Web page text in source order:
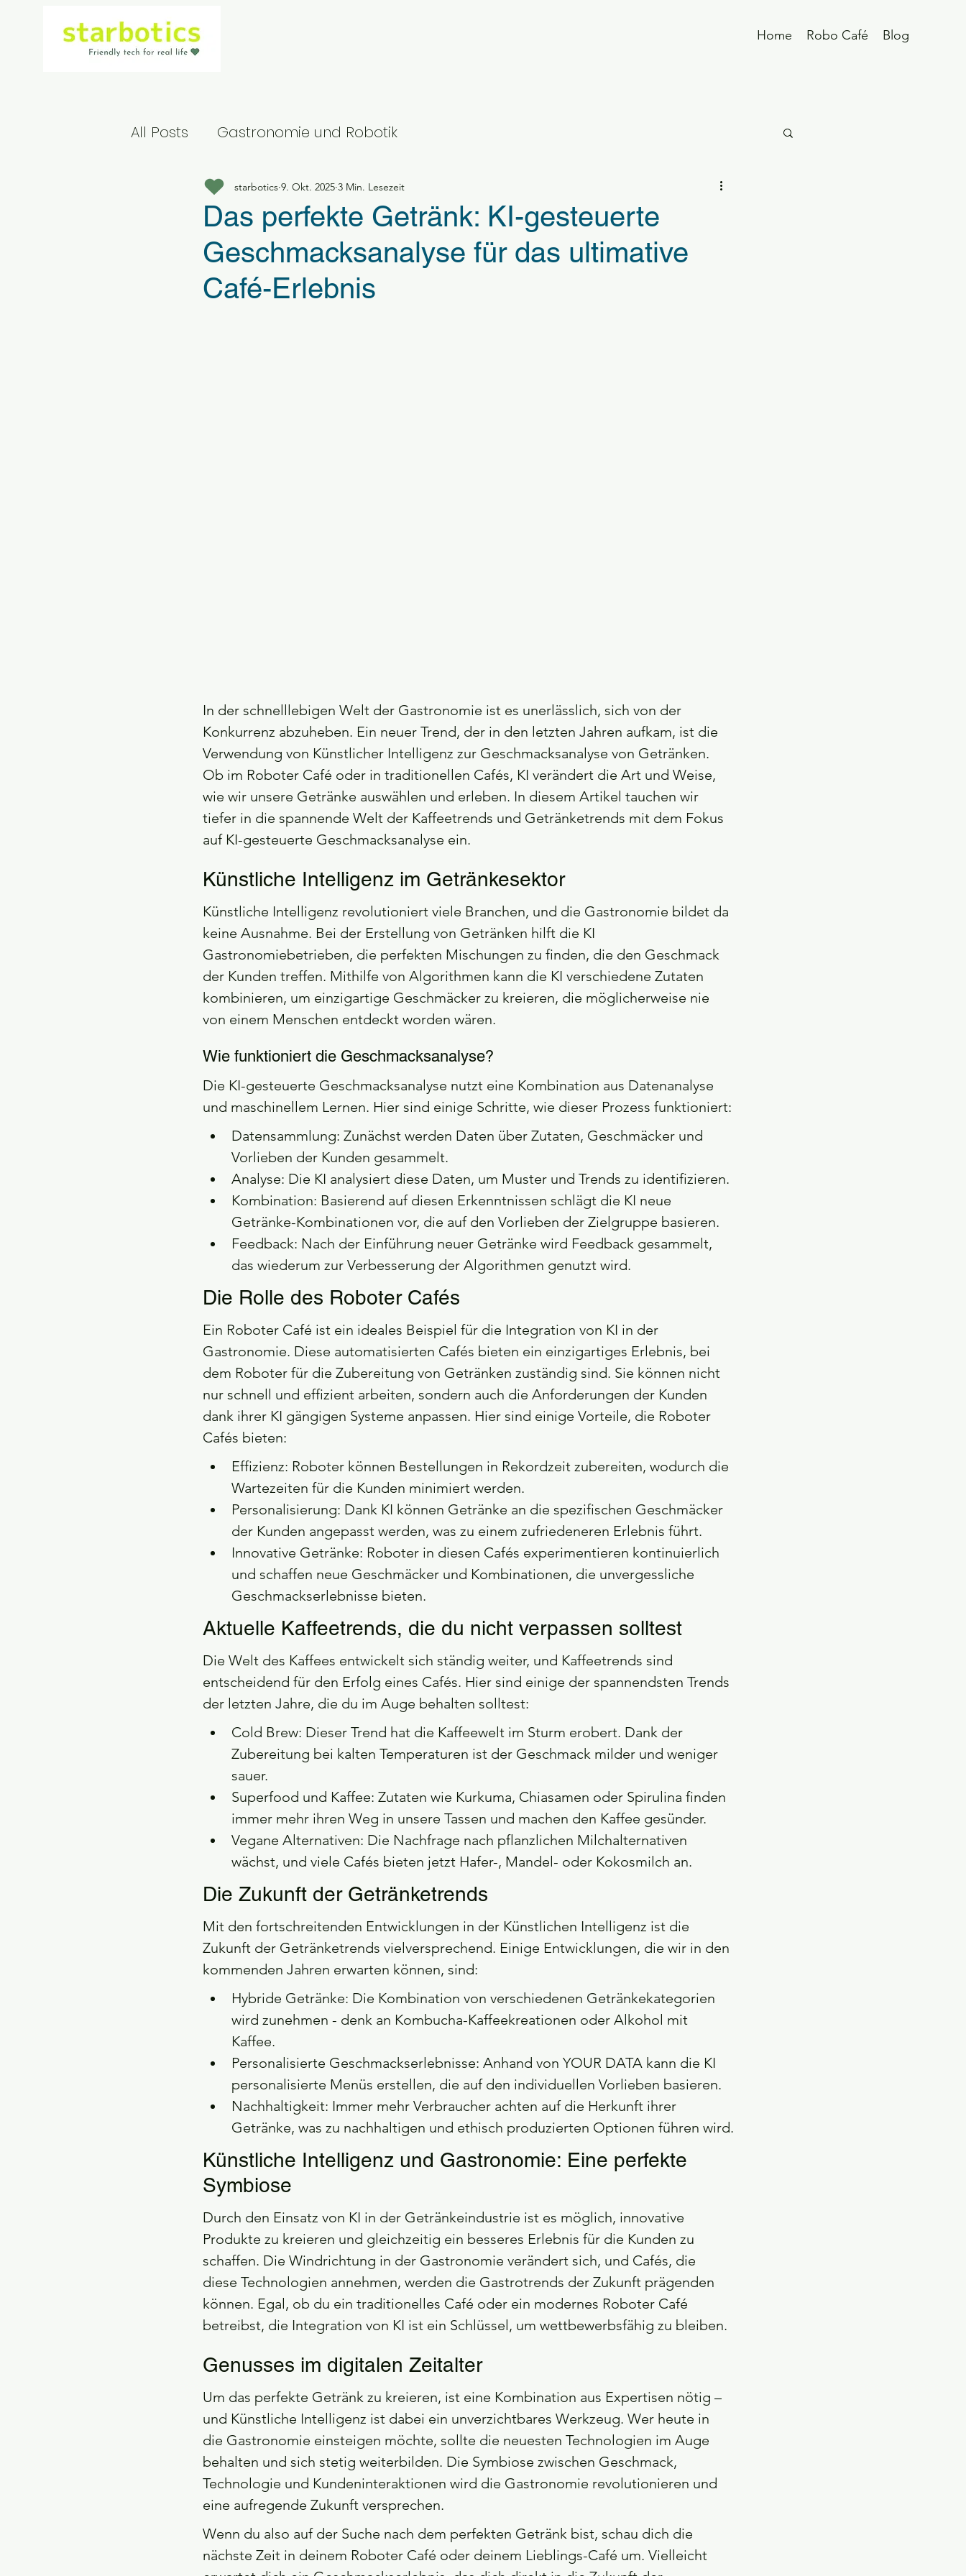
Home Robo Café Blog
All Posts Gastronomie und Robotik
Das perfekte Getränk: KI-gesteuerte
Geschmacksanalyse für das ultimative
Café-Erlebnis
starbotics 9. Okt. 2025 3 Min. Lesezeit
In der schnelllebigen Welt der Gastronomie ist es unerlässlich, sich von der
Konkurrenz abzuheben. Ein neuer Trend, der in den letzten Jahren aufkam, ist die
Verwendung von Künstlicher Intelligenz zur Geschmacksanalyse von Getränken.
Ob im Roboter Café oder in traditionellen Cafés, KI verändert die Art und Weise,
wie wir unsere Getränke auswählen und erleben. In diesem Artikel tauchen wir
tiefer in die spannende Welt der Kaffeetrends und Getränketrends mit dem Fokus
auf KI-gesteuerte Geschmacksanalyse ein.
Künstliche Intelligenz im Getränkesektor
Künstliche Intelligenz revolutioniert viele Branchen, und die Gastronomie bildet da
keine Ausnahme. Bei der Erstellung von Getränken hilft die KI
Gastronomiebetrieben, die perfekten Mischungen zu finden, die den Geschmack
der Kunden treffen. Mithilfe von Algorithmen kann die KI verschiedene Zutaten
kombinieren, um einzigartige Geschmäcker zu kreieren, die möglicherweise nie
von einem Menschen entdeckt worden wären.
Wie funktioniert die Geschmacksanalyse?
Die KI-gesteuerte Geschmacksanalyse nutzt eine Kombination aus Datenanalyse
und maschinellem Lernen. Hier sind einige Schritte, wie dieser Prozess funktioniert:
Datensammlung: Zunächst werden Daten über Zutaten, Geschmäcker und
Vorlieben der Kunden gesammelt.
Analyse: Die KI analysiert diese Daten, um Muster und Trends zu identifizieren.
Kombination: Basierend auf diesen Erkenntnissen schlägt die KI neue
Getränke-Kombinationen vor, die auf den Vorlieben der Zielgruppe basieren.
Feedback: Nach der Einführung neuer Getränke wird Feedback gesammelt,
das wiederum zur Verbesserung der Algorithmen genutzt wird.
Die Rolle des Roboter Cafés
Ein Roboter Café ist ein ideales Beispiel für die Integration von KI in der
Gastronomie. Diese automatisierten Cafés bieten ein einzigartiges Erlebnis, bei
dem Roboter für die Zubereitung von Getränken zuständig sind. Sie können nicht
nur schnell und effizient arbeiten, sondern auch die Anforderungen der Kunden
dank ihrer KI gängigen Systeme anpassen. Hier sind einige Vorteile, die Roboter
Cafés bieten:
Effizienz: Roboter können Bestellungen in Rekordzeit zubereiten, wodurch die
Wartezeiten für die Kunden minimiert werden.
Personalisierung: Dank KI können Getränke an die spezifischen Geschmäcker
der Kunden angepasst werden, was zu einem zufriedeneren Erlebnis führt.
Innovative Getränke: Roboter in diesen Cafés experimentieren kontinuierlich
und schaffen neue Geschmäcker und Kombinationen, die unvergessliche
Geschmackserlebnisse bieten.
Aktuelle Kaffeetrends, die du nicht verpassen solltest
Die Welt des Kaffees entwickelt sich ständig weiter, und Kaffeetrends sind
entscheidend für den Erfolg eines Cafés. Hier sind einige der spannendsten Trends
der letzten Jahre, die du im Auge behalten solltest:
Cold Brew: Dieser Trend hat die Kaffeewelt im Sturm erobert. Dank der
Zubereitung bei kalten Temperaturen ist der Geschmack milder und weniger
sauer.
Superfood und Kaffee: Zutaten wie Kurkuma, Chiasamen oder Spirulina finden
immer mehr ihren Weg in unsere Tassen und machen den Kaffee gesünder.
Vegane Alternativen: Die Nachfrage nach pflanzlichen Milchalternativen
wächst, und viele Cafés bieten jetzt Hafer-, Mandel- oder Kokosmilch an.
Die Zukunft der Getränketrends
Mit den fortschreitenden Entwicklungen in der Künstlichen Intelligenz ist die
Zukunft der Getränketrends vielversprechend. Einige Entwicklungen, die wir in den
kommenden Jahren erwarten können, sind:
Hybride Getränke: Die Kombination von verschiedenen Getränkekategorien
wird zunehmen - denk an Kombucha-Kaffeekreationen oder Alkohol mit
Kaffee.
Personalisierte Geschmackserlebnisse: Anhand von YOUR DATA kann die KI
personalisierte Menüs erstellen, die auf den individuellen Vorlieben basieren.
Nachhaltigkeit: Immer mehr Verbraucher achten auf die Herkunft ihrer
Getränke, was zu nachhaltigen und ethisch produzierten Optionen führen wird.
Künstliche Intelligenz und Gastronomie: Eine perfekte
Symbiose
Durch den Einsatz von KI in der Getränkeindustrie ist es möglich, innovative
Produkte zu kreieren und gleichzeitig ein besseres Erlebnis für die Kunden zu
schaffen. Die Windrichtung in der Gastronomie verändert sich, und Cafés, die
diese Technologien annehmen, werden die Gastrotrends der Zukunft prägenden
können. Egal, ob du ein traditionelles Café oder ein modernes Roboter Café
betreibst, die Integration von KI ist ein Schlüssel, um wettbewerbsfähig zu bleiben.
Genusses im digitalen Zeitalter
Um das perfekte Getränk zu kreieren, ist eine Kombination aus Expertisen nötig –
und Künstliche Intelligenz ist dabei ein unverzichtbares Werkzeug. Wer heute in
die Gastronomie einsteigen möchte, sollte die neuesten Technologien im Auge
behalten und sich stetig weiterbilden. Die Symbiose zwischen Geschmack,
Technologie und Kundeninteraktionen wird die Gastronomie revolutionieren und
eine aufregende Zukunft versprechen.
Wenn du also auf der Suche nach dem perfekten Getränk bist, schau dich die
nächste Zeit in deinem Roboter Café oder deinem Lieblings-Café um. Vielleicht